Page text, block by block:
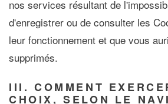
nos services résultant de
d'enregistrer ou de consulter les
leur fonctionnement et que vous
supprimés.
III. COMMENT
CHOIX, SELON LE